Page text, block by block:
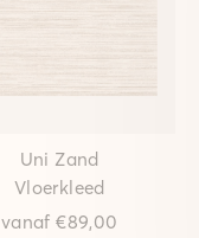
Uni Zand
Vloerkleed
vanaf€89,00